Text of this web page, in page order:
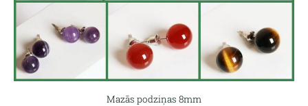
Mazās podziņas 8mm